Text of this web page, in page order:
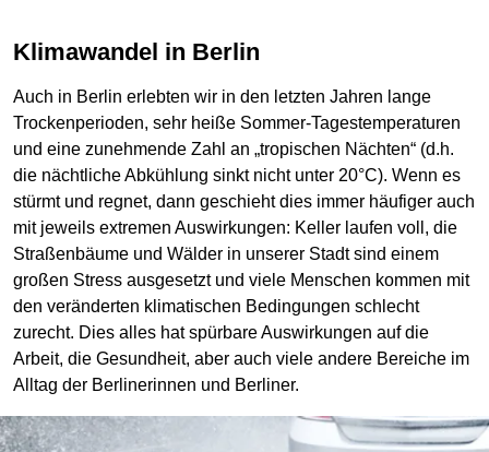
Klimawandel in Berlin
Auch in Berlin erlebten wir in den letzten Jahren lange
Trockenperioden, sehr heiße Sommer-Tagestemperaturen
und eine zunehmende Zahl an „tropischen Nächten“ (d.h.
die nächtliche Abkühlung sinkt nicht unter 20°C). Wenn es
stürmt und regnet, dann geschieht dies immer häufiger auch
mit jeweils extremen Auswirkungen: Keller laufen voll, die
Straßenbäume und Wälder in unserer Stadt sind einem
großen Stress ausgesetzt und viele Menschen kommen mit
den veränderten klimatischen Bedingungen schlecht
zurecht. Dies alles hat spürbare Auswirkungen auf die
Arbeit, die Gesundheit, aber auch viele andere Bereiche im
Alltag der Berlinerinnen und Berliner.